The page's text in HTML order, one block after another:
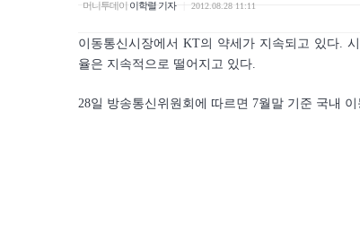
머니투데이 이학렬 기자 2012.08.28 11:11
이동통신시장에서KT의 약세가 지속되고 있다.
율은 지속적으로 떨어지고 있다.
28일 방송통신위원회에 따르면 7월말 기준 국내